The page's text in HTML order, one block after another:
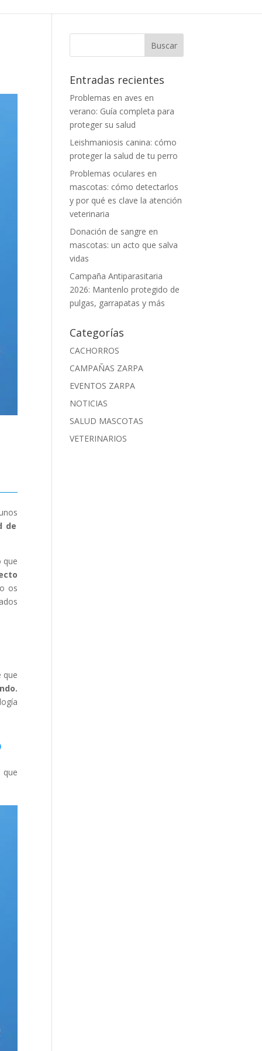
de
que
os
que
Entradas recientes
Problemas en aves en
verano: Guía completa para
proteger su salud
Leishmaniosis canina: cómo
proteger la salud de tu perro
Problemas oculares en
mascotas: cómo detectarlos
y por qué es clave la atención
veterinaria
Donación de sangre en
mascotas: un acto que salva
vidas
Campaña Antiparasitaria
2026: Mantenlo protegido de
pulgas, garrapatas y más
Categorías
CACHORROS
CAMPAÑAS ZARPA
EVENTOS ZARPA
NOTICIAS
SALUD MASCOTAS
VETERINARIOS